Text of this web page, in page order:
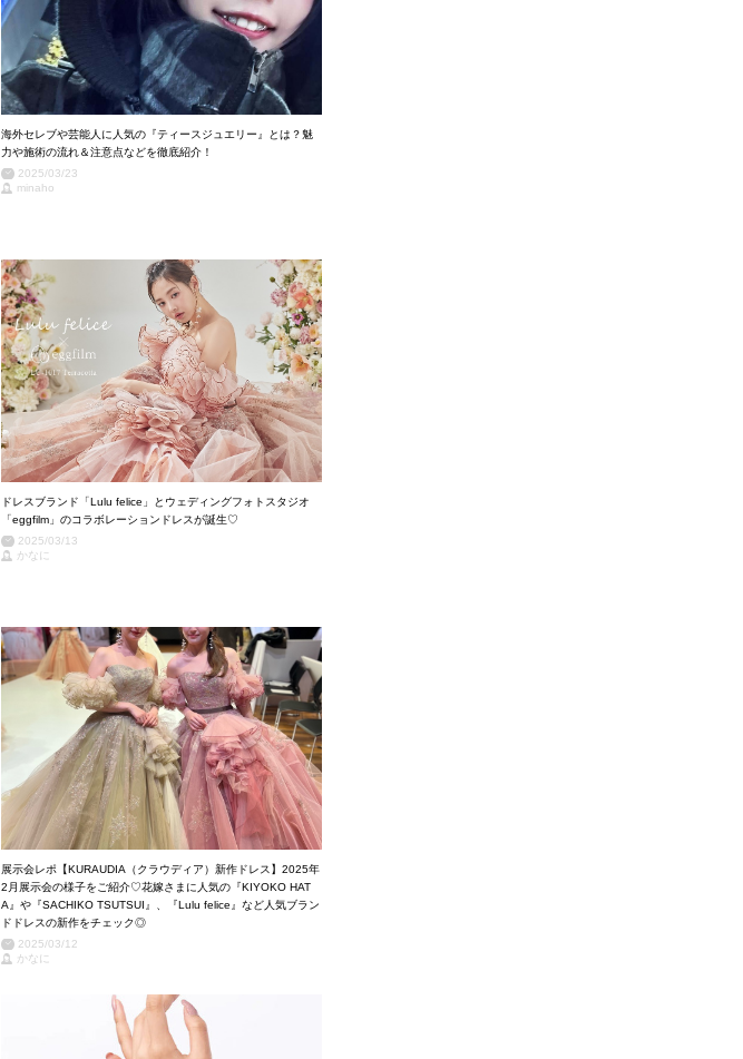
海外セレブや芸能人に人気の『ティースジュエリー』とは？魅
力や施術の流れ＆注意点などを徹底紹介！
2025/03/23
minaho
ドレスブランド「Lulu felice」とウェディングフォトスタジオ
「eggfilm」のコラボレーションドレスが誕生♡
2025/03/13
かなに
展示会レポ【KURAUDIA（クラウディア）新作ドレス】2025年
2月展示会の様子をご紹介♡花嫁さまに人気の『KIYOKO HAT
A』や『SACHIKO TSUTSUI』、『Lulu felice』など人気ブラン
ドドレスの新作をチェック◎
2025/03/12
かなに